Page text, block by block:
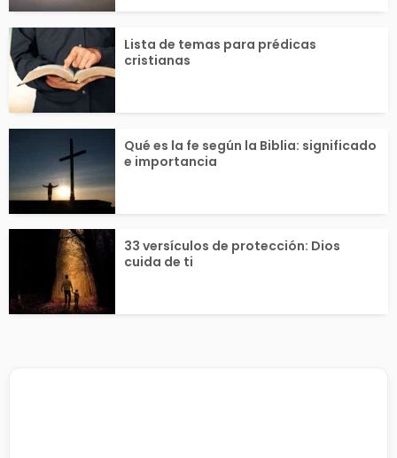
Lista de temas para prédicas
cristianas
Qué es la fe según la Biblia: significado
e importancia
33 versículos de protección: Dios
cuida de ti